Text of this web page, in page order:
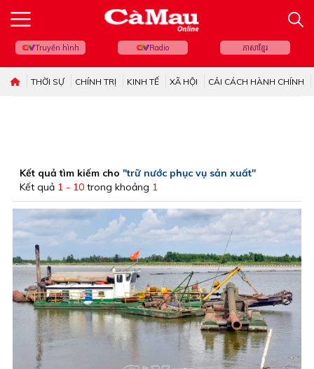
Truyền hình Radio ភាសាខ្មែរ
THỜI SỰ CHÍNH TRỊ KINH TẾ XÃ HỘI CẢI CÁCH HÀNH CHÍNH
Kết quả tìm kiếm cho "trữ nước phục vụ sản xuất"
Kết quả 1 - 10 trong khoảng 1